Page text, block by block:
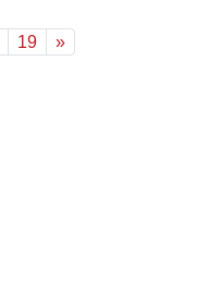
19 »